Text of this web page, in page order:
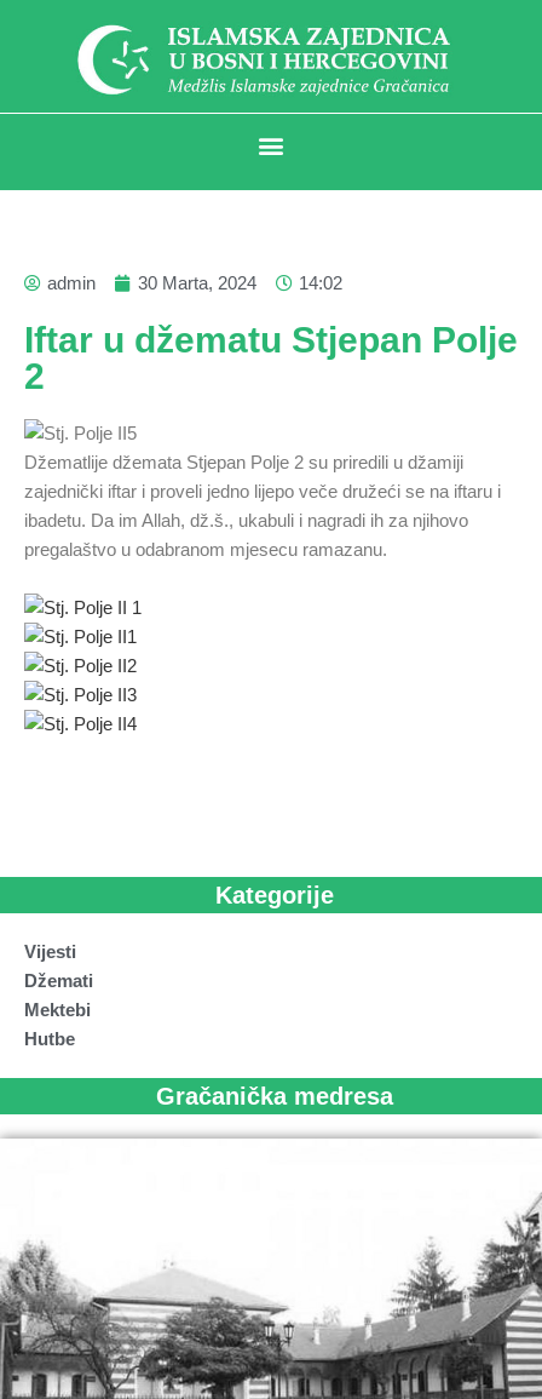
admin 30 Marta, 2024 14:02
Iftar u džematu Stjepan Polje
2
Džematlije džemata Stjepan Polje 2 su priredili u džamiji
zajednički iftar i proveli jedno lijepo veče družeći se na iftaru i
ibadetu. Da im Allah, dž.š., ukabuli i nagradi ih za njihovo
pregalaštvo u odabranom mjesecu ramazanu.
Kategorije
Vijesti
Džemati
Mektebi
Hutbe
Gračanička medresa